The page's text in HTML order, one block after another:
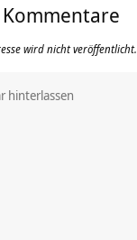
Kommentare
wird nicht veröffentlicht.